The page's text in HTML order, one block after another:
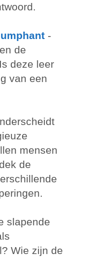
-
de
deze leer
van een
mensen
de
slapende
Wie zijn de